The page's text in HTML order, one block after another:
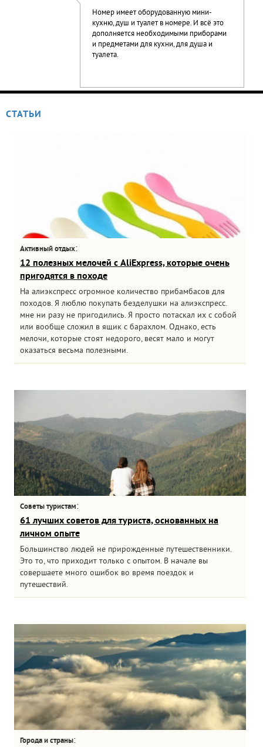
Номер имеет оборудованную мини-
кухню, душ и туалет в номере. И всё это
дополняется необходимыми приборами
и предметами для кухни, для душа и
туалета.
СТАТЬИ
Активный отдых:
12 полезных мелочей с AliExpress, которые очень
пригодятся в походе
На алиэкспресс огромное количество прибамбасов для
походов. Я люблю покупать безделушки на алиэкспресс.
мне ни разу не пригодились. Я просто потаскал их с собой
или вообще сложил в ящик с барахлом. Однако, есть
мелочи, которые стоят недорого, весят мало и могут
оказаться весьма полезными.
Советы туристам:
61 лучших советов для туриста, основанных на
личном опыте
Большинство людей не прирожденные путешественники.
Это то, что приходит только с опытом. В начале вы
совершаете много ошибок во время поездок и
путешествий.
Города и страны: